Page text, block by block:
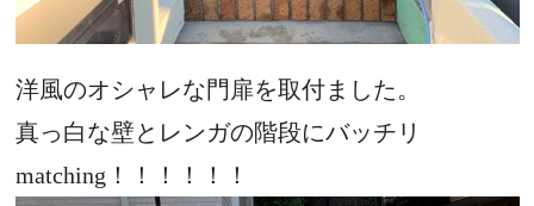
洋風のオシャレな門扉を取付ました。
真っ白な壁とレンガの階段にバッチリ
matching！！！！！！